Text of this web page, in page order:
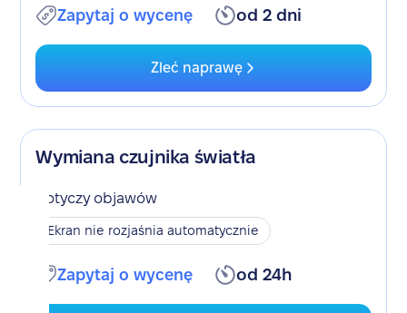
Zapytaj o wycenę od 2 dni
Zleć naprawę
Wymiana czujnika światła
Dotyczy objawów
Ekran nie rozjaśnia automatycznie
Zapytaj o wycenę od 24h